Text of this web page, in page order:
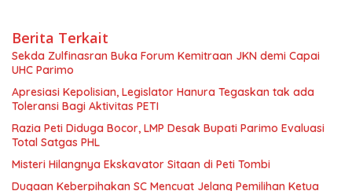
Berita Terkait
Sekda Zulfinasran Buka Forum Kemitraan JKN demi Capai
UHC Parimo
Apresiasi Kepolisian, Legislator Hanura Tegaskan tak ada
Toleransi Bagi Aktivitas PETI
Razia Peti Diduga Bocor, LMP Desak Bupati Parimo Evaluasi
Total Satgas PHL
Misteri Hilangnya Ekskavator Sitaan di Peti Tombi
Dugaan Keberpihakan SC Mencuat Jelang Pemilihan Ketua